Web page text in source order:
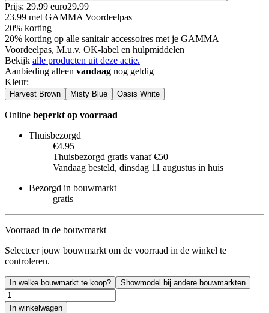
Prijs: 29.99 euro29.99
23.99 met GAMMA Voordeelpas
20% korting
20% korting op alle sanitair accessoires met je GAMMA
Voordeelpas, M.u.v. OK-label en hulpmiddelen
Bekijk alle producten uit deze actie.
Aanbieding alleen vandaag nog geldig
Kleur:
Harvest Brown Misty Blue Oasis White
Online beperkt op voorraad
Thuisbezorgd
€4.95
Thuisbezorgd gratis vanaf €50
Vandaag besteld, dinsdag 11 augustus in huis
Bezorgd in bouwmarkt
gratis
Voorraad in de bouwmarkt
Selecteer jouw bouwmarkt om de voorraad in de winkel te
controleren.
In welke bouwmarkt te koop? Showmodel bij andere bouwmarkten
In winkelwagen